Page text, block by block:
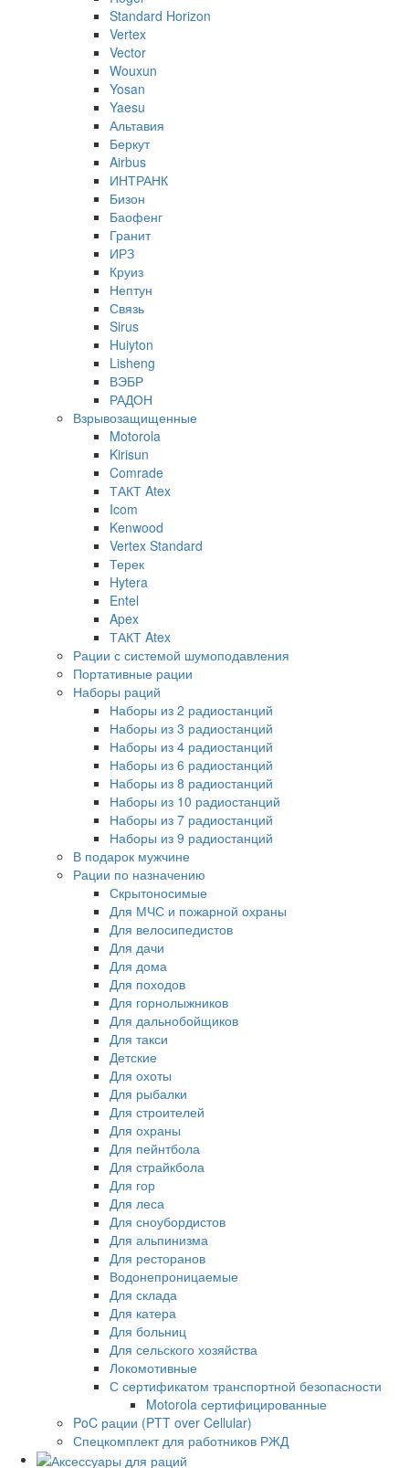
Standard Horizon
Vertex
Vector
Wouxun
Yosan
Yaesu
Альтавия
Беркут
Airbus
ИНТРАНК
Бизон
Баофенг
Гранит
ИРЗ
Круиз
Нептун
Связь
Sirus
Huiyton
Lisheng
ВЭБР
РАДОН
Взрывозащищенные
Motorola
Kirisun
Comrade
ТАКТ Atex
Icom
Kenwood
Vertex Standard
Терек
Hytera
Entel
Apex
ТАКТ Atex
Рации с системой шумоподавления
Портативные рации
Наборы раций
Наборы из 2 радиостанций
Наборы из 3 радиостанций
Наборы из 4 радиостанций
Наборы из 6 радиостанций
Наборы из 8 радиостанций
Наборы из 10 радиостанций
Наборы из 7 радиостанций
Наборы из 9 радиостанций
В подарок мужчине
Рации по назначению
Скрытоносимые
Для МЧС и пожарной охраны
Для велосипедистов
Для дачи
Для дома
Для походов
Для горнолыжников
Для дальнобойщиков
Для такси
Детские
Для охоты
Для рыбалки
Для строителей
Для охраны
Для пейнтбола
Для страйкбола
Для гор
Для леса
Для сноубордистов
Для альпинизма
Для ресторанов
Водонепроницаемые
Для склада
Для катера
Для больниц
Для сельского хозяйства
Локомотивные
С сертификатом транспортной безопасности
Motorola сертифицированные
PoC рации (PTT over Cellular)
Спецкомплект для работников РЖД